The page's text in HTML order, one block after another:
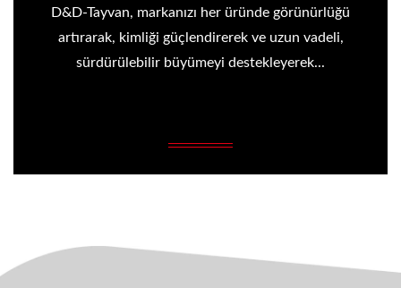
D&D-Tayvan, markanızı her üründe görünürlüğü
artırarak, kimliği güçlendirerek ve uzun vadeli,
sürdürülebilir büyümeyi destekleyerek...